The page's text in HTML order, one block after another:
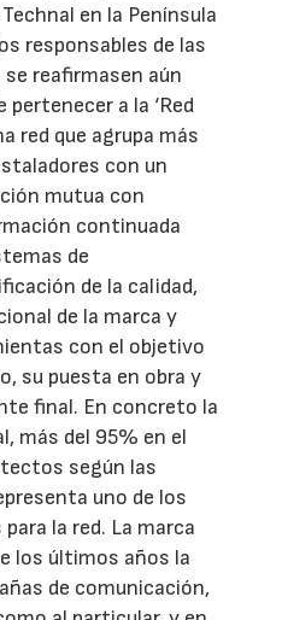
en la Península
responsables de las
reafirmasen aún
a la ‘Red
red que agrupa más
con un
mutua con
continuada
de
de la calidad,
de la marca y
con el objetivo
su puesta en obra y
final. En concreto la
más del 95% en el
según las
uno de los
la red. La marca
los últimos años la
de comunicación,